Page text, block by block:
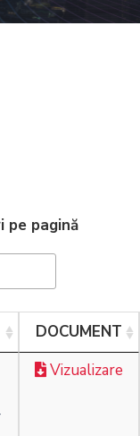
pe pagină
DOCUMENT
Vizualizare